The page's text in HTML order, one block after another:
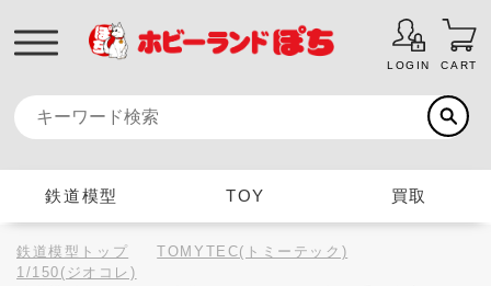
LOGIN CART
鉄道模型 TOY 買取
鉄道模型トップ
TOMYTEC(トミーテック)
1/150(ジオコレ)